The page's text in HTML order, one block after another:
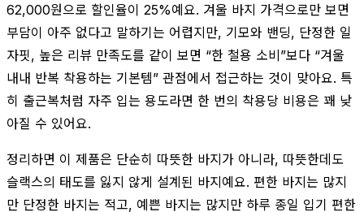
62,000원으로 할인율이 25%예요. 겨울 바지 가격으로만 보면
부담이 아주 없다고 말하기는 어렵지만, 기모와 밴딩, 단정한 일
자핏, 높은 리뷰 만족도를 같이 보면 “한 철용 소비”보다 “겨울
내내 반복 착용하는 기본템” 관점에서 접근하는 것이 맞아요. 특
히 출근복처럼 자주 입는 용도라면 한 번의 착용당 비용은 꽤 낮
아질 수 있어요.
정리하면 이 제품은 단순히 따뜻한 바지가 아니라, 따뜻한데도
슬랙스의 태도를 잃지 않게 설계된 바지예요. 편한 바지는 많지
만 단정한 바지는 적고, 예쁜 바지는 많지만 하루 종일 입기 편한